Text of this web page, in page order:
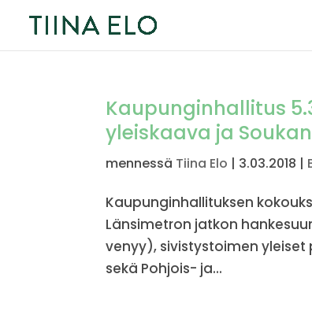
Kaupunginhallitus
yleiskaava ja
mennessä Tiina Elo | 3.03.2018 |
Kaupunginhallituksen
Länsimetron jatkon
venyy), sivistystoimen
sekä Pohjois- ja...